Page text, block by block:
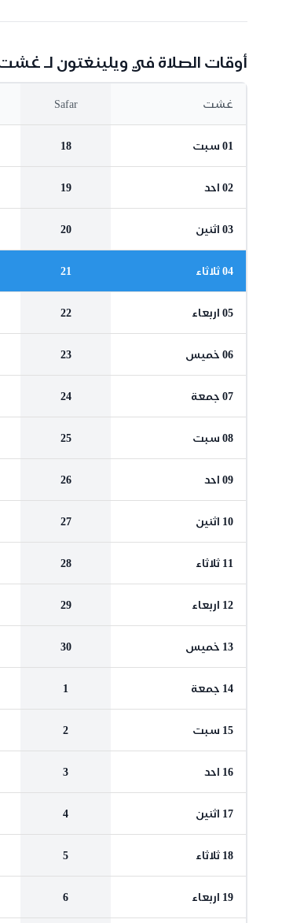
أوقات الصلاة في ويلينغتون لـ
غشت Safar
01 سبت 18
02 احد 19
03 اثنين 20
04 ثلاثاء 21
05 اربعاء 22
06 خميس 23
07 جمعة 24
08 سبت 25
09 احد 26
10 اثنين 27
11 ثلاثاء 28
12 اربعاء 29
13 خميس 30
14 جمعة 1
15 سبت 2
16 احد 3
17 اثنين 4
18 ثلاثاء 5
19 اربعاء 6